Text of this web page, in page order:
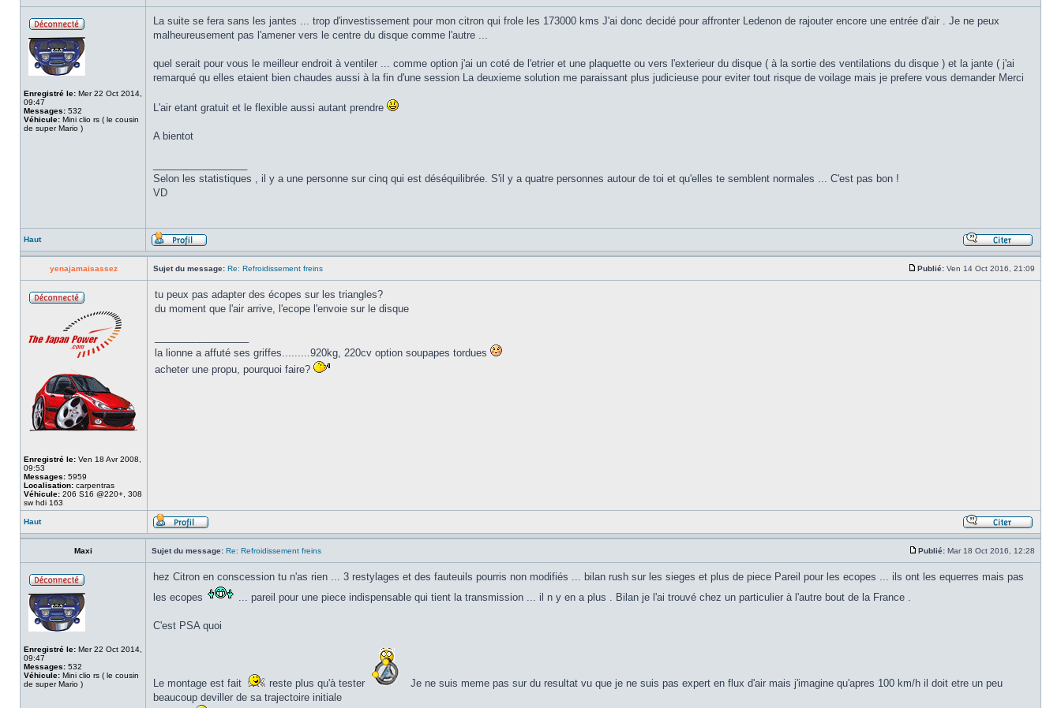
Enregistré le: Mer 22 Oct 2014,
09:47
Messages: 532
Véhicule: Mini clio rs ( le cousin
de super Mario )
La suite se fera sans les jantes ... trop d'investissement pour mon citron qui frole les 173000 kms J'ai donc decidé pour affronter Ledenon de rajouter encore une entrée d'air . Je ne peux
malheureusement pas l'amener vers le centre du disque comme l'autre ...
quel serait pour vous le meilleur endroit à ventiler ... comme option j'ai un coté de l'etrier et une plaquette ou vers l'exterieur du disque ( à la sortie des ventilations du disque ) et la jante ( j'ai
remarqué qu elles etaient bien chaudes aussi à la fin d'une session La deuxieme solution me paraissant plus judicieuse pour eviter tout risque de voilage mais je prefere vous demander Merci
L'air etant gratuit et le flexible aussi autant prendre
A bientot
Selon les statistiques , il y a une personne sur cinq qui est déséquilibrée. S'il y a quatre personnes autour de toi et qu'elles te semblent normales ... C'est pas bon !
VD
Haut
yenajamaisassez Sujet du message: Re: Refroidissement freins Publié: Ven 14 Oct 2016, 21:09
Enregistré le: Ven 18 Avr 2008,
09:53
Messages: 5959
Localisation: carpentras
Véhicule: 206 S16 @220+, 308
sw hdi 163
tu peux pas adapter des écopes sur les triangles?
du moment que l'air arrive, l'ecope l'envoie sur le disque
la lionne a affuté ses griffes.........920kg, 220cv option soupapes tordues
acheter une propu, pourquoi faire?
Haut
Maxi Sujet du message: Re: Refroidissement freins Publié: Mar 18 Oct 2016, 12:28
Enregistré le: Mer 22 Oct 2014,
09:47
Messages: 532
Véhicule: Mini clio rs ( le cousin
de super Mario )
hez Citron en conscession tu n'as rien ... 3 restylages et des fauteuils pourris non modifiés ... bilan rush sur les sieges et plus de piece Pareil pour les ecopes ... ils ont les equerres mais pas
les ecopes
... pareil pour une piece indispensable qui tient la transmission ... il n y en a plus . Bilan je l'ai trouvé chez un particulier à l'autre bout de la France .
C'est PSA quoi
Le montage est fait reste plus qu'à tester
Je ne suis meme pas sur du resultat vu que je ne suis pas expert en flux d'air mais j'imagine qu'apres 100 km/h il doit etre un peu
beaucoup deviller de sa trajectoire initiale